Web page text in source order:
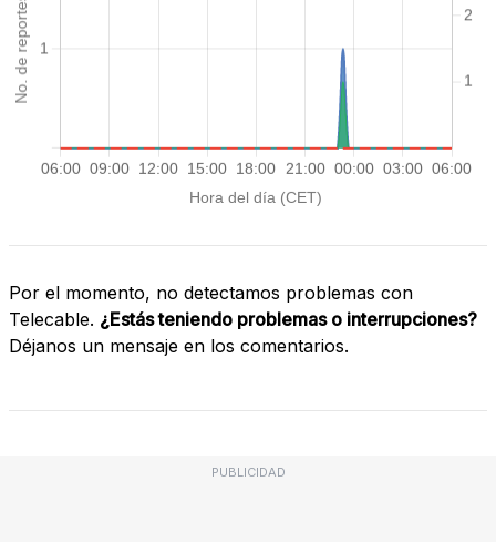
Por el momento, no detectamos problemas con
Telecable. ¿Estás teniendo problemas o interrupciones?
Déjanos un mensaje en los comentarios.
PUBLICIDAD